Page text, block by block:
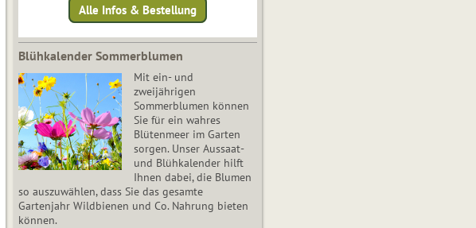
Alle Infos & Bestellung
Blühkalender Sommerblumen
Mit ein- und
zweijährigen
Sommerblumen können
Sie für ein wahres
Blütenmeer im Garten
sorgen. Unser Aussaat-
und Blühkalender hilft
Ihnen dabei, die Blumen
so auszuwählen, dass Sie das gesamte
Gartenjahr Wildbienen und Co. Nahrung bieten
können.